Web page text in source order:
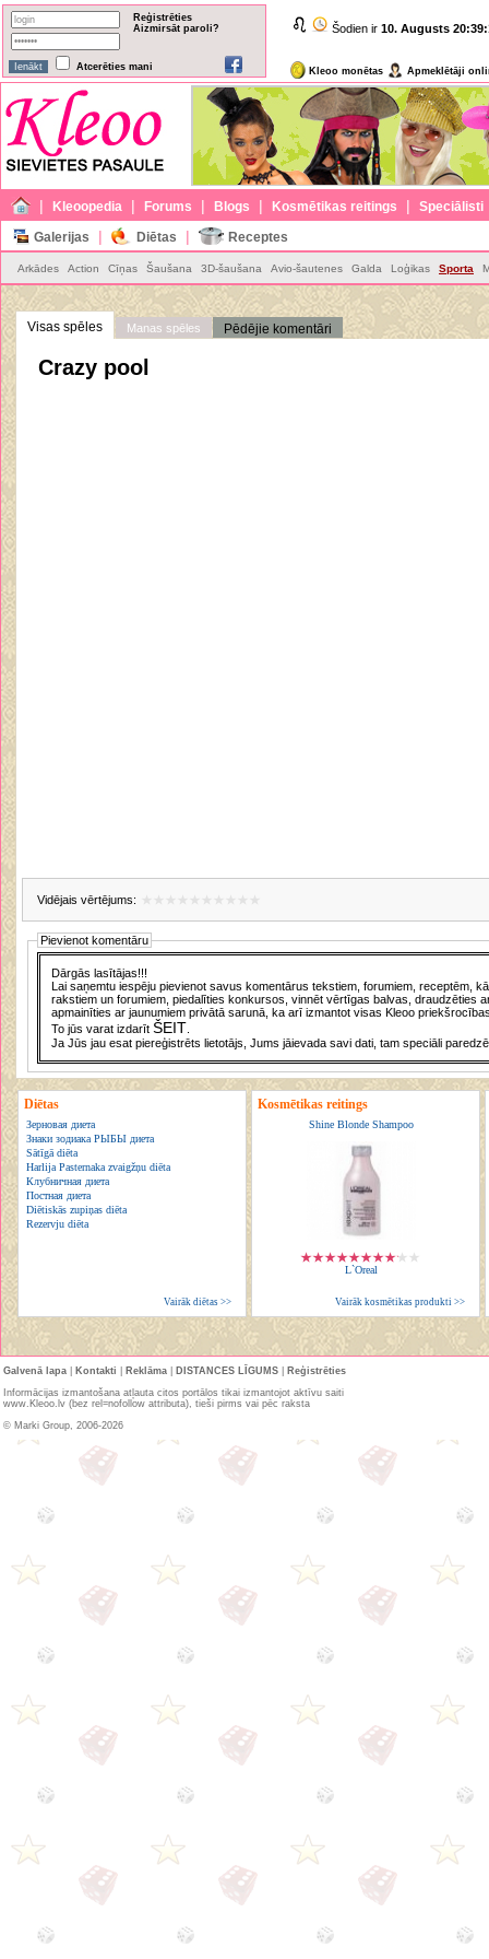
Reģistrēties
Aizmirsāt paroli?
Atcerēties mani
Šodien ir 10. Augusts
Kleoo monētas Apmeklētāji
| Kleoopedia | Forums | Blogs | Kosmētikas reitings | Speciālisti
Galerijas | Diētas | Receptes
Arkādes Action Cīņas Šaušana 3D-šaušana Avio-šautenes Galda Loģikas Sporta
Visas spēles Manas spēles Pēdējie komentāri
Crazy pool
Vidējais vērtējums:
Pievienot komentāru
Dārgās lasītājas!!!
Lai saņemtu iespēju pievienot savus komentārus tekstiem, forumiem, receptēm,
rakstiem un forumiem, piedalīties konkursos, vinnēt vērtīgas balvas, draudzēties
apmainīties ar jaunumiem privātā sarunā, ka arī izmantot visas Kleoo
To jūs varat izdarītŠEIT
Ja Jūs jau esat piereģistrēts lietotājs, Jums jāievada savi dati, tam speciāli
Diētas
Зерновая диета
Знаки зодиака РЫБЫ диета
Sātīgā diēta
Harlija Pasternaka zvaigžņu diēta
Клубничная диета
Постная диета
Diētiskās zupiņas diēta
Rezervju diēta
Vairāk diētas >>
Kosmētikas reitings
Shine Blonde Shampoo
L`Oreal
Vairāk kosmētikas produkti >>
Galvenā lapa Kontakti Reklāma DISTANCES LĪGUMS
Reģistrēties
Informācijas izmantošana atļauta citos portālos tikai izmantojot aktīvu saiti
www.Kleoo.lv (bez rel=nofollow attributa), tieši pirms vai pēc raksta
© Marki Group, 2006-2026